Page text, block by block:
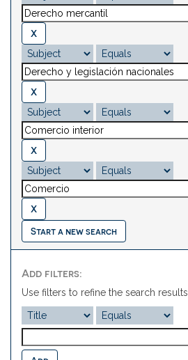
Start a new search
Add filters:
Use filters to refine the search results.